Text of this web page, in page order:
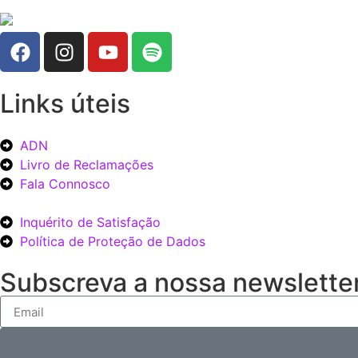
Links úteis
ADN
Livro de Reclamações
Fala Connosco
Inquérito de Satisfação
Política de Proteção de Dados
Subscreva a nossa